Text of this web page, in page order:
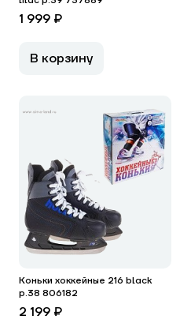
1 999 ₽
В корзину
Коньки хоккейные 216 black
р.38 806182
2 199 ₽